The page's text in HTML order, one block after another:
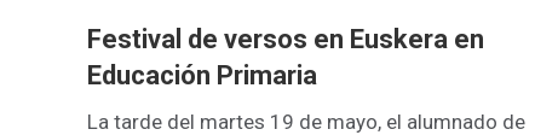
Festival de versos en Euskera en
Educación Primaria
La tarde del martes 19 de mayo, el alumnado de